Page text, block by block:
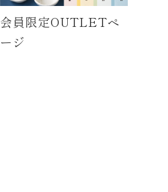
会員限定OUTLETペ
ージ